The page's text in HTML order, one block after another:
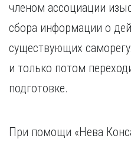
членом ассоциации
сбора информации о
существующих
и только потом
подготовке.
При помощи «Нева